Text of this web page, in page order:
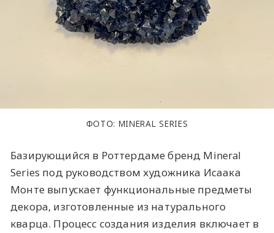
ФОТО: MINERAL SERIES
Базирующийся в Роттердаме бренд Mineral
Series под руководством художника Исаака
Монте выпускает функциональные предметы
декора, изготовленные из натурального
кварца. Процесс создания изделия включает в